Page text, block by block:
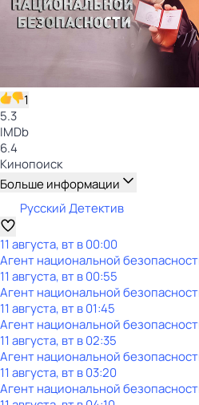
1
5.3
IMDb
6.4
Кинопоиск
Больше информации
Русский Детектив
11 августа, вт в 00:00
Агент национальной
11 августа, вт в 00:55
Агент национальной
11 августа, вт в 01:45
Агент национальной
11 августа, вт в 02:35
Агент национальной
11 августа, вт в 03:20
Агент национальной